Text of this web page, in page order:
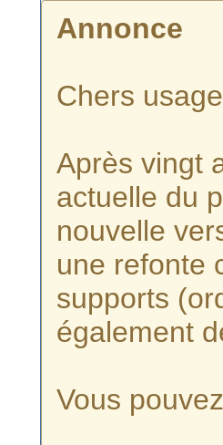
Annonce
Chers
Après vingt
actuelle du
nouvelle
une refonte
supports
également
Vous